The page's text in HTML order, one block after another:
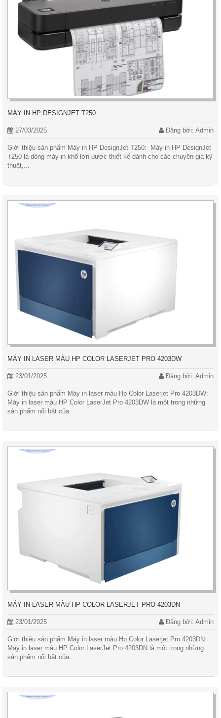
MÁY IN HP DESIGNJET T250
27/03/2025 Đăng bởi: Admin
Giới thiệu sản phẩm Máy in HP DesignJet T250: Máy in HP DesignJet
T250 là dòng máy in khổ lớn được thiết kế dành cho các chuyên gia kỹ
thuật,...
MÁY IN LASER MÀU HP COLOR LASERJET PRO 4203DW
23/01/2025 Đăng bởi: Admin
Giới thiệu sản phẩm Máy in laser màu Hp Color Laserjet Pro 4203DW:
Máy in laser màu HP Color LaserJet Pro 4203DW là một trong những
sản phẩm nổi bật của...
MÁY IN LASER MÀU HP COLOR LASERJET PRO 4203DN
23/01/2025 Đăng bởi: Admin
Giới thiệu sản phẩm Máy in laser màu Hp Color Laserjet Pro 4203DN:
Máy in laser màu HP Color LaserJet Pro 4203DN là một trong những
sản phẩm nổi bật của...